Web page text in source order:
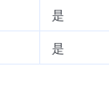
是
是